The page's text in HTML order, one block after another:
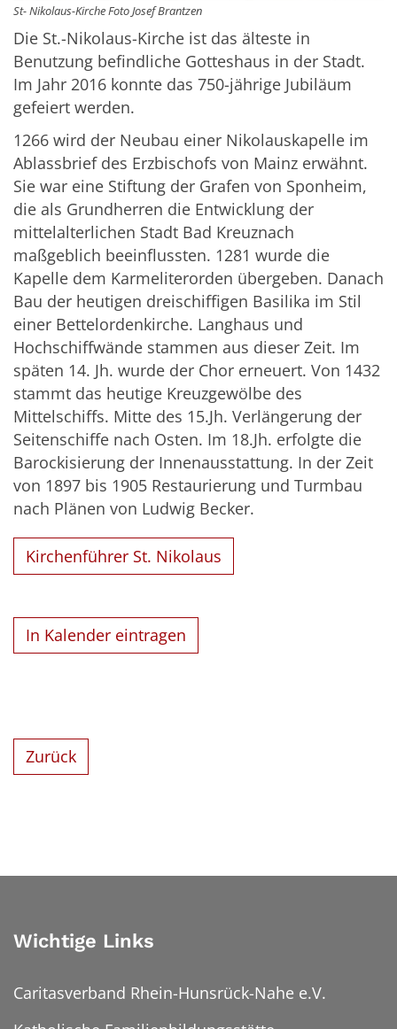
St- Nikolaus-Kirche Foto Josef Brantzen
Die St.-Nikolaus-Kirche ist das älteste in
Benutzung befindliche Gotteshaus in der Stadt.
Im Jahr 2016 konnte das 750-jährige Jubiläum
gefeiert werden.
1266 wird der Neubau einer Nikolauskapelle im
Ablassbrief des Erzbischofs von Mainz erwähnt.
Sie war eine Stiftung der Grafen von Sponheim,
die als Grundherren die Entwicklung der
mittelalterlichen Stadt Bad Kreuznach
maßgeblich beeinflussten. 1281 wurde die
Kapelle dem Karmeliterorden übergeben. Danach
Bau der heutigen dreischiffigen Basilika im Stil
einer Bettelordenkirche. Langhaus und
Hochschiff­wände stammen aus dieser Zeit. Im
späten 14. Jh. wurde der Chor erneuert. Von 1432
stammt das heutige Kreuzgewölbe des
Mittelschiffs. Mitte des 15.Jh. Verlängerung der
Seitenschiffe nach Osten. Im 18.Jh. erfolgte die
Barockisierung der Innenausstattung. In der Zeit
von 1897 bis 1905 Restaurierung und Turmbau
nach Plänen von Ludwig Becker.
Kirchenführer St. Nikolaus
In Kalender eintragen
Zurück
Wichtige Links
Caritasverband Rhein-Hunsrück-Nahe e.V.